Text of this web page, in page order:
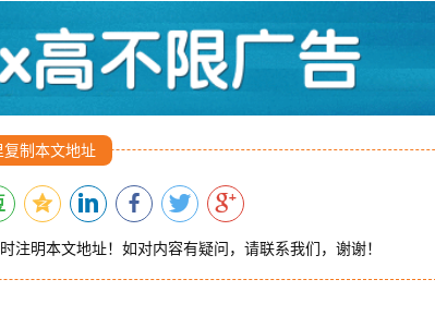
复制本文地址
注明本文地址！如对内容有疑问，请联系我们，谢谢！